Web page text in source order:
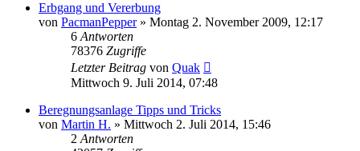
Erbgang und Vererbung
von PacmanPepper» Montag 2. November 2009, 12:17
6 Antworten
78376 Zugriffe
Letzter Beitrag von Quak
Mittwoch 9. Juli 2014, 07:48
Beregnungsanlage Tipps und Tricks
von Martin H. » Mittwoch 2. Juli 2014, 15:46
2 Antworten